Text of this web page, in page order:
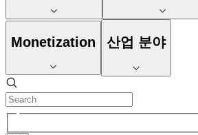
Monetization 산업 분야